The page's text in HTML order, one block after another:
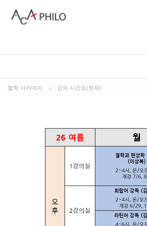
철학 아카데미 > 강의 시간표(현재)